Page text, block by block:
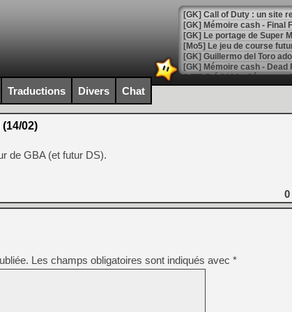
[GK] Le portage de Super
[Mo5] Le jeu de course
[GK] Guillermo del Toro
[LTF] Eté 2026 - Séquence
[GK] Mistfall Hunter :
[GK] Wo Long 2 évolue
[GK] Crossfire : un TPS à
[LS] [PS5] Premiers
[Mo5] DOOM arrive en
[GK] Bethesda fête les 30
[GK] Roblox : l'action en
[GK] Agenda - GeForce
[LS] [PS5] ps5-y2jb-
Traductions Divers Chat
02)
de GBA (et futur DS).
0
Les champs obligatoires sont indiqués avec *